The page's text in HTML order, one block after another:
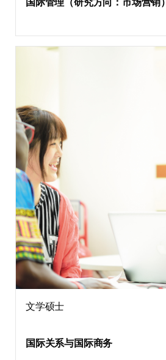
国际管理（研究方向：市场营销）
文学硕士
国际关系与国际商务